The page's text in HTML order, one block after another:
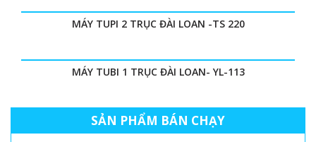
MÁY TUPI 2 TRỤC ĐÀI LOAN -TS 220
MÁY TUBI 1 TRỤC ĐÀI LOAN- YL-113
SẢN PHẨM BÁN CHẠY